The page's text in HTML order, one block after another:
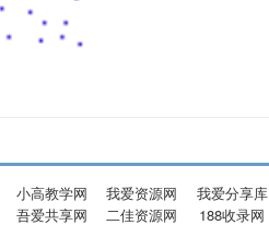
小高教学网 我爱资源网 我爱分享库
吾爱共享网 二佳资源网 188收录网